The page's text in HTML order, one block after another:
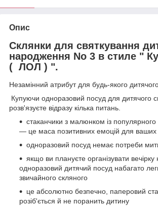
Опис
Склянки для святкування
народження No 3 в стиле "
( ЛОЛ ) ".
Незамінний атрибут для будь-якого
Купуючи одноразовий посуд для дитячого
розв'язуєте відразу кілька питань.
стаканчики з малюнком із
— це маса позитивних емоцій для ваших
одноразовий посуд немає потреби
якщо ви плануєте організувати вечірку
одноразовий дитячий посуд набагато
звичайного скляного
це абсолютно безпечно, паперовий
розіб'ється й не поранить дитину